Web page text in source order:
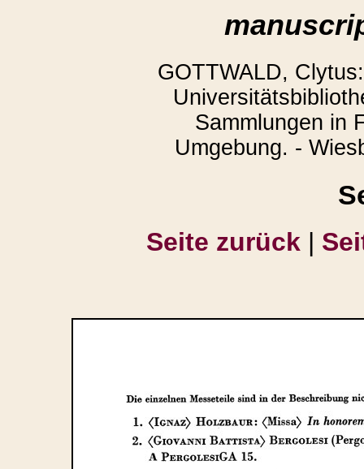
GOTTWALD,
Sammlungen in
Umgebung. -
Seite zurück |